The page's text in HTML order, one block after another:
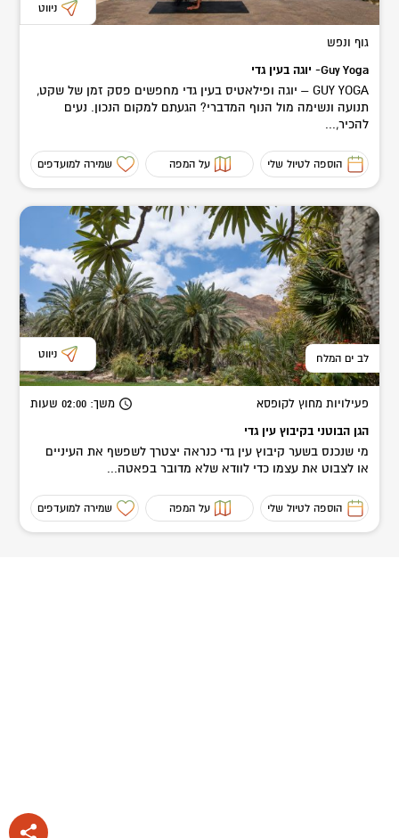
ניווט
גוף ונפש
Guy Yoga- יוגה בעין גדי
GUY YOGA – יוגה ופילאטיס בעין גדי מחפשים פסק זמן של שקט,
תנועה ונשימה מול הנוף המדברי? הגעתם למקום הנכון. נעים
להכיר,...
הוספה לטיול שלי על המפה שמירה למועדפים
לב ים המלח ניווט
פעילויות מחוץ לקופסא משך: 02:00 שעות
הגן הבוטני בקיבוץ עין גדי
מי שנכנס בשער קיבוץ עין גדי כנראה יצטרך לשפשף את העיניים
או לצבוט את עצמו כדי לוודא שלא מדובר בפאטה...
הוספה לטיול שלי על המפה שמירה למועדפים